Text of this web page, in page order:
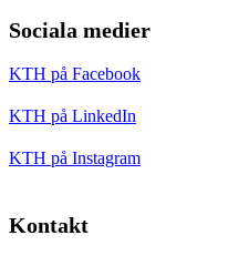
Sociala medier
KTH på Facebook
KTH på LinkedIn
KTH på Instagram
Kontakt